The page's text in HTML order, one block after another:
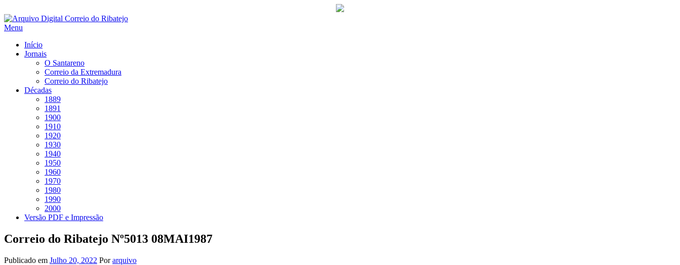
Saltar
para
Menu
Início
Jornais
O Santareno
Correio da Extremadura
Correio do Ribatejo
Décadas
1889
1891
1900
1910
1920
1930
1940
1950
1960
1970
1980
1990
2000
Versão PDF e Impressão
Correio do Ribatejo Nº5013 08MAI1987
Publicado em Julho 20, 2022 Porarquivo